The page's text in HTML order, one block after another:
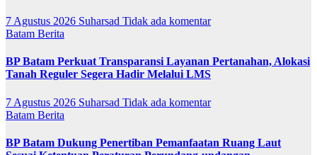
7 Agustus 2026 Suharsad Tidak ada komentar
Batam Berita
BP Batam Perkuat Transparansi Layanan Pertanahan, Alokasi
Tanah Reguler Segera Hadir Melalui LMS
7 Agustus 2026 Suharsad Tidak ada komentar
Batam Berita
BP Batam Dukung Penertiban Pemanfaatan Ruang Laut